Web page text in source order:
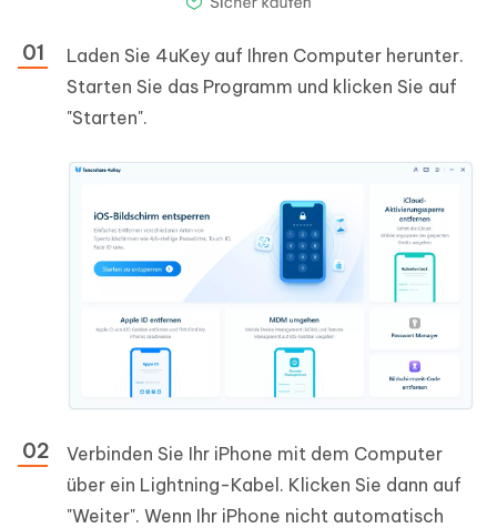
Laden Sie 4uKey auf Ihren Computer herunter.
Starten Sie das Programm und klicken Sie auf
"Starten".
Verbinden Sie Ihr iPhone mit dem Computer
über ein Lightning-Kabel. Klicken Sie dann auf
"Weiter". Wenn Ihr iPhone nicht automatisch